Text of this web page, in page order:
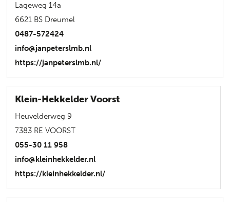
Lageweg 14a
6621 BS Dreumel
0487-572424
info@janpeterslmb.nl
https://janpeterslmb.nl/
Klein-Hekkelder Voorst
Heuvelderweg 9
7383 RE VOORST
055-30 11 958
info@kleinhekkelder.nl
https://kleinhekkelder.nl/